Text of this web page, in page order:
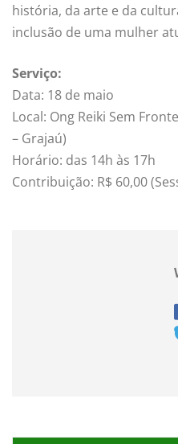
história, da arte e da
inclusão de uma mulher
Serviço:
Data: 18 de maio
Local: Ong Reiki Sem
– Grajaú)
Horário: das 14h às 17h
Contribuição: R$ 60,00